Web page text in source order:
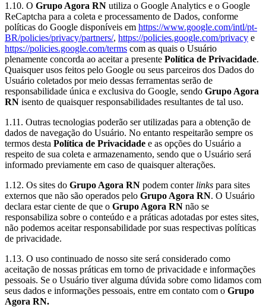
1.10. O Grupo Agora RN utiliza o Google Analytics e o Google
ReCaptcha para a coleta e processamento de Dados, conforme
políticas do Google disponíveis em https://www.google.com/intl/pt-
BR/policies/privacy/partners/, https://policies.google.com/privacy e
https://policies.google.com/terms com as quais o Usuário
plenamente concorda ao aceitar a presente Política de Privacidade.
Quaisquer usos feitos pelo Google ou seus parceiros dos Dados do
Usuário coletados por meio dessas ferramentas serão de
responsabilidade única e exclusiva do Google, sendo Grupo Agora
RN isento de quaisquer responsabilidades resultantes de tal uso.
1.11. Outras tecnologias poderão ser utilizadas para a obtenção de
dados de navegação do Usuário. No entanto respeitarão sempre os
termos desta Política de Privacidade e as opções do Usuário a
respeito de sua coleta e armazenamento, sendo que o Usuário será
informado previamente em caso de quaisquer alterações.
1.12. Os sites do Grupo Agora RN podem conter links para sites
externos que não são operados pelo Grupo Agora RN. O Usuário
declara estar ciente de que o Grupo Agora RN não se
responsabiliza sobre o conteúdo e a práticas adotadas por estes sites,
não podemos aceitar responsabilidade por suas respectivas políticas
de privacidade.
1.13. O uso continuado de nosso site será considerado como
aceitação de nossas práticas em torno de privacidade e informações
pessoais. Se o Usuário tiver alguma dúvida sobre como lidamos com
seus dados e informações pessoais, entre em contato com o Grupo
Agora RN.